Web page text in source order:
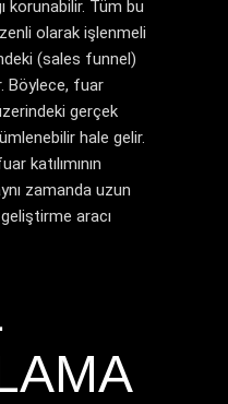
korunabilir. Tüm bu
olarak işlenmeli
(sales funnel)
Böylece, fuar
gerçek
hale gelir.
katılımının
zamanda uzun
aracı